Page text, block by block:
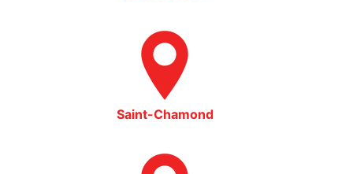
Saint-Chamond